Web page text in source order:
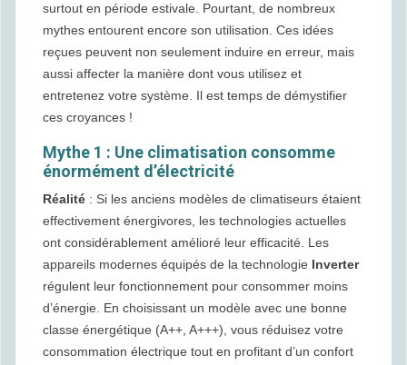
2. Conclusion
surtout en période estivale. Pourtant, de nombreux
mythes entourent encore son utilisation. Ces idées
reçues peuvent non seulement induire en erreur, mais
aussi affecter la manière dont vous utilisez et
entretenez votre système. Il est temps de démystifier
ces croyances !
Mythe 1 : Une climatisation consomme
énormément d’électricité
Réalité : Si les anciens modèles de climatiseurs étaient
effectivement énergivores, les technologies actuelles
ont considérablement amélioré leur efficacité. Les
appareils modernes équipés de la technologie Inverter
régulent leur fonctionnement pour consommer moins
d’énergie. En choisissant un modèle avec une bonne
classe énergétique (A++, A+++), vous réduisez votre
consommation électrique tout en profitant d’un confort